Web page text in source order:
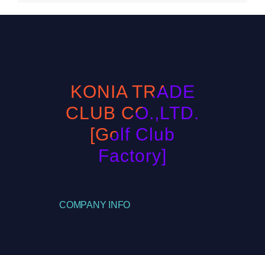
KONIA TRADE
CLUB CO.,LTD.
[Golf Club
Factory]
COMPANY INFO